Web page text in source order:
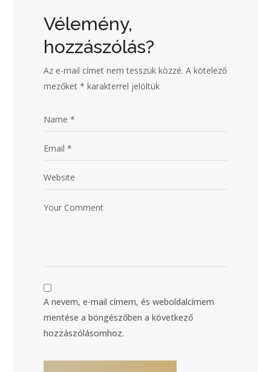
Vélemény,
hozzászólás?
Az e-mail címet nem tesszük közzé. A kötelező
mezőket* karakterrel jelöltük
A nevem, e-mail címem, és weboldalcímem
mentése a böngészőben a következő
hozzászólásomhoz.